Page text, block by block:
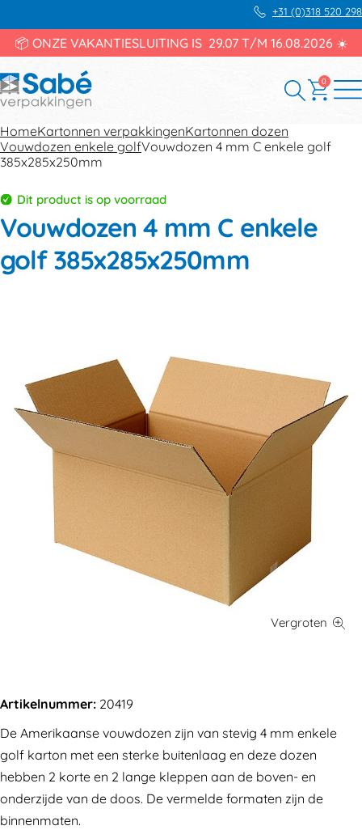
+31 (0)318 520 298
📦 ONZE VAKANTIESLUITING IS 29.07 T/M 16.08.2026 ☀️
0
HomeKartonnen verpakkingenKartonnen dozen
Vouwdozen enkele golfVouwdozen 4 mm C enkele golf
385x285x250mm
Dit product is op voorraad
Vouwdozen 4 mm C enkele
golf 385x285x250mm
Artikelnummer: 20419
De Amerikaanse vouwdozen zijn van stevig 4 mm enkele
golf karton met een sterke buitenlaag en deze dozen
hebben 2 korte en 2 lange kleppen aan de boven- en
onderzijde van de doos. De vermelde formaten zijn de
binnenmaten.